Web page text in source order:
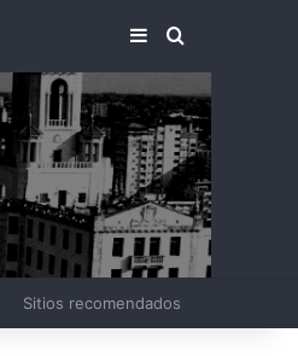
BARRA LATERAL
BUSCAR
Sitios recomendados